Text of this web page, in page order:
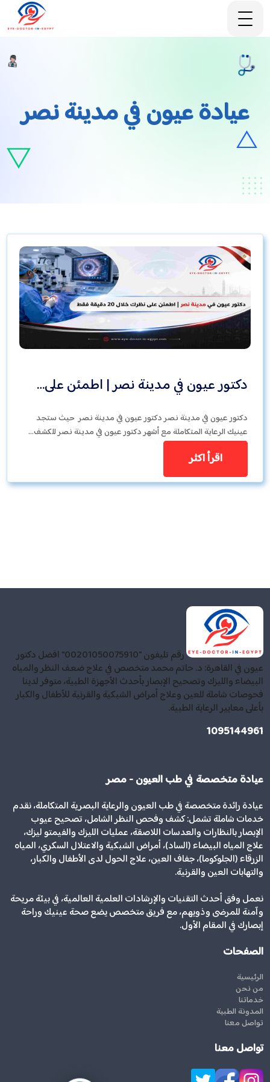
عيادة عيون في مدينة نصر
دكتور عيون في مدينة نصر | اطمئن على…
دكتور عيون في مدينة نصر دكتور عيون في مدينة نصر حيث ستجد
عينيك الرعاية المتكاملة مع أشهر دكتور عيون في مدينة نصر للكشف…
اقرأ اكثر
رقم تليفون "00201050075910" افضل دكتور
عيون في القاهرة: د. حاتم محمد متخصص في علاج ضعف النظر والمياه
البيضاء والليزك وتصحيح الإبصار بأحدث الأجهزة الطبية، متوفر لدينا
فحوصات شاملة للعين وعلاج أمراض الشبكية والقرنية للأطفال والكبار
بأعلى معايير الرعاية الطبية.
1095144961
عيادة متخصصة في طب العيون - مصر
عيادة رائدة متخصصة في طب العيون والرعاية البصرية المتكاملة، نقدم
خدمات شاملة تشمل: كشف وفحص النظر الشامل، تصحيح عيوب
الإبصار بالنظارات والعدسات اللاصقة، عمليات الليزك والفيمتو ليزك،
علاج المياه البيضاء (الساد)، أمراض الشبكية والاعتلال السكري، المياه
الزرقاء (الجلوكوما)، جفاف العين، علاج الحول لدى الأطفال والكبار،
والتهابات العين والقرنية.
نعمل وفق أحدث التقنيات والإرشادات العلمية العالمية، في بيئة مريحة
وآمنة للمرضى وذويهم، مع فريق متخصص يضع صحة عينيك وراحة
إبصارك في المقام الأول.
الصفحات
الرئيسية
من نحن
خدماتنا
المدونة الطبية
تواصل معنا
تواصل معنا